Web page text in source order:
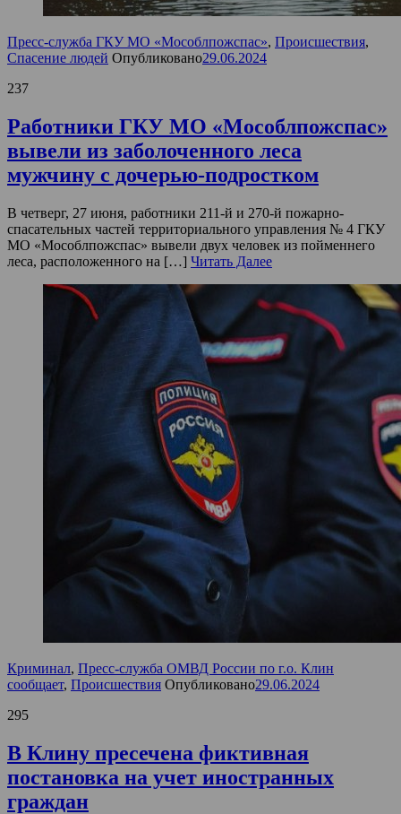
Пресс-служба ГКУ МО «Мособлпожспас», Происшествия,
Спасение людей Опубликовано29.06.2024
237
Работники ГКУ МО «Мособлпожспас»
вывели из заболоченного леса
мужчину с дочерью-подростком
В четверг, 27 июня, работники 211-й и 270-й пожарно-
спасательных частей территориального управления № 4 ГКУ
МО «Мособлпожспас» вывели двух человек из пойменнего
леса, расположенного на […] Читать Далее
Криминал, Пресс-служба ОМВД России по г.о. Клин
сообщает, Происшествия Опубликовано29.06.2024
295
В Клину пресечена фиктивная
постановка на учет иностранных
граждан